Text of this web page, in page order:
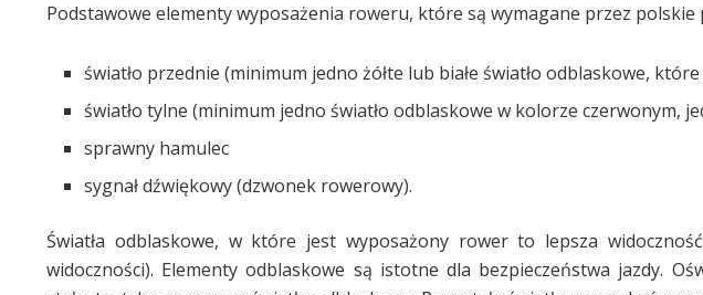
Podstawowe elementy wyposażenia roweru, które są wymagane przez polskie
światło przednie (minimum jedno żółte lub białe światło odblaskowe,
światło tylne (minimum jedno światło odblaskowe w kolorze czerwonym,
sprawny hamulec
sygnał dźwiękowy (dzwonek rowerowy).
Światła odblaskowe, w które jest wyposażony rower to lepsza
widoczności). Elementy odblaskowe są istotne dla bezpieczeństwa jazdy.